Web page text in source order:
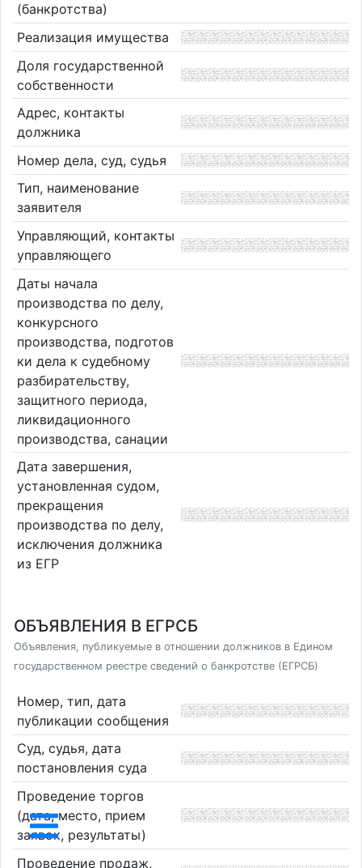
(банкротства)
Реализация имущества
Доля государственной
собственности
Адрес, контакты
должника
Номер дела, суд, судья
Тип, наименование
заявителя
Управляющий, контакты
управляющего
Даты начала
производства по делу,
конкурсного
производства, подготов
ки дела к судебному
разбирательству,
защитного периода,
ликвидационного
производства, санации
Дата завершения,
установленная судом,
прекращения
производства по делу,
исключения должника
из ЕГР
ОБЪЯВЛЕНИЯ В ЕГРСБ
Объявления, публикуемые в отношении должников в Едином
государственном реестре сведений о банкротстве (ЕГРСБ)
Номер, тип, дата
публикации сообщения
Суд, судья, дата
постановления суда
Проведение торгов
(дата, место, прием
заявок, результаты)
Проведение продаж,